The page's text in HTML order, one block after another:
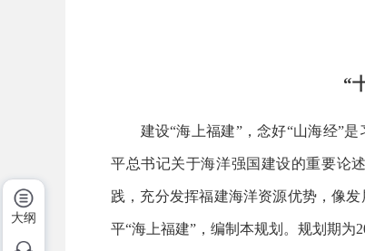
“
建设“海上福建”，念好“山海经”是
平总书记关于海洋强国建设的重要论
践，充分发挥福建海洋资源优势，像
平“海上福建”，编制本规划。规划期为
大纲